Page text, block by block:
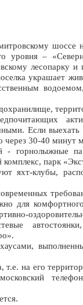
шоссе
уровня –
лесопарку и
украшает
Если выехать
через 30-40 минут
- горнолыжные
парк
яхт-клубы,
для
на его